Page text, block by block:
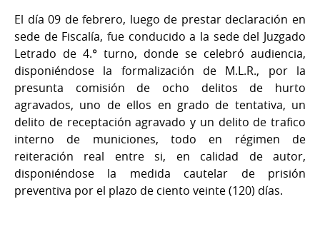
El día 09 de febrero, luego de prestar declaración en
sede de Fiscalía, fue conducido a la sede del Juzgado
Letrado de 4.° turno, donde se celebró audiencia,
disponiéndose la formalización de M.L.R., por la
presunta comisión de ocho delitos de hurto
agravados, uno de ellos en grado de tentativa, un
delito de receptación agravado y un delito de trafico
interno de municiones, todo en régimen de
reiteración real entre si, en calidad de autor,
disponiéndose la medida cautelar de prisión
preventiva por el plazo de ciento veinte (120) días.